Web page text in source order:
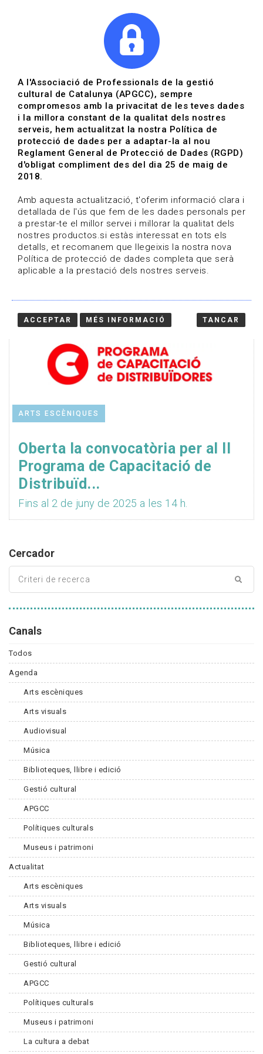
Actualitza't
Vols estar al dia?
HOME / BLOG
Estigues al dia
Convocatòries, activitats i notícies del sector de la
cultura.
ARTS ESCÈNIQUES
Oberta la convocatòria per al II
Programa de Capacitació de
Distribuïd...
Fins al 2 de juny de 2025 a les 14 h.
Cercador
Canals
Todos
Agenda
Arts escèniques
Arts visuals
Audiovisual
Música
Biblioteques, llibre i edició
Gestió cultural
APGCC
Polítiques culturals
Museus i patrimoni
Actualitat
Arts escèniques
Arts visuals
Música
Biblioteques, llibre i edició
Gestió cultural
APGCC
Polítiques culturals
Museus i patrimoni
La cultura a debat
A l'Associació de Professionals de la gestió
cultural de Catalunya (APGCC), sempre
compromesos amb la privacitat de les teves dades
i la millora constant de la qualitat dels nostres
serveis, hem actualitzat la nostra Política de
protecció de dades per a adaptar-la al nou
Reglament General de Protecció de Dades (RGPD)
d'obligat compliment des del dia 25 de maig de
2018.
Amb aquesta actualització, t'oferim informació clara i
detallada de l'ús que fem de les dades personals per
a prestar-te el millor servei i millorar la qualitat dels
nostres productos.si estàs interessat en tots els
detalls, et recomanem que llegeixis la nostra nova
Política de protecció de dades completa que serà
aplicable a la prestació dels nostres serveis.
ACCEPTAR MÉS INFORMACIÓ TANCAR